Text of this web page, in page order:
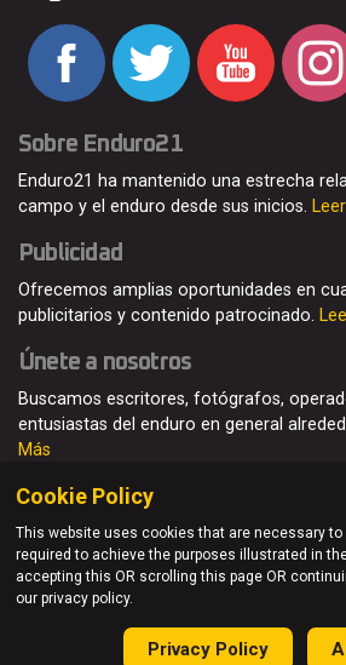
Sobre Enduro21
Enduro21 ha mantenido una estrecha
campo y el enduro desde sus inicios.
Publicidad
Ofrecemos amplias oportunidades en
publicitarios y contenido patrocinado.
Únete a nosotros
Buscamos escritores, fotógrafos,
entusiastas del enduro en general
Más
© Enduro21 / Future7Media Limited.
reservados
Quienes somos Contacto
Privacy Policy
Cookie Policy
This website uses cookies that are necessary
required to achieve the purposes illustrated in
accepting this OR scrolling this page OR
our privacy policy.
Privacy Policy